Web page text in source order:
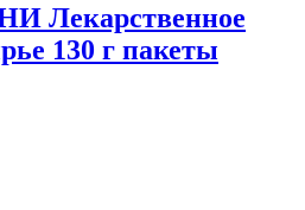
Лекарственное
130 г пакеты